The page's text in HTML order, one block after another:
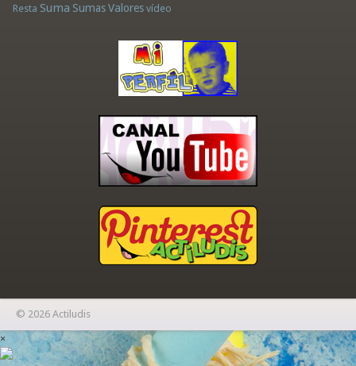
Resta Suma Sumas Valores vídeo
© 2026 Actiludis
×